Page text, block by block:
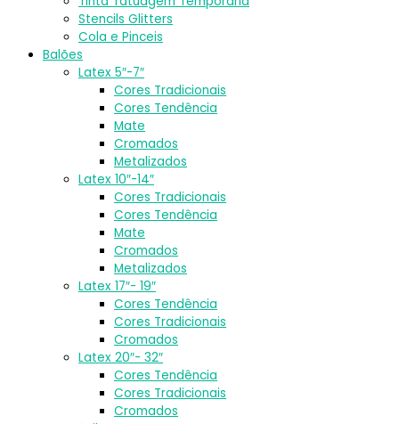
Stencils Glitters
Cola e Pinceis
Balões
Latex 5″-7″
Cores Tradicionais
Cores Tendência
Mate
Cromados
Metalizados
Latex 10″-14″
Cores Tradicionais
Cores Tendência
Mate
Cromados
Metalizados
Latex 17″- 19″
Cores Tendência
Cores Tradicionais
Cromados
Latex 20″- 32″
Cores Tendência
Cores Tradicionais
Cromados